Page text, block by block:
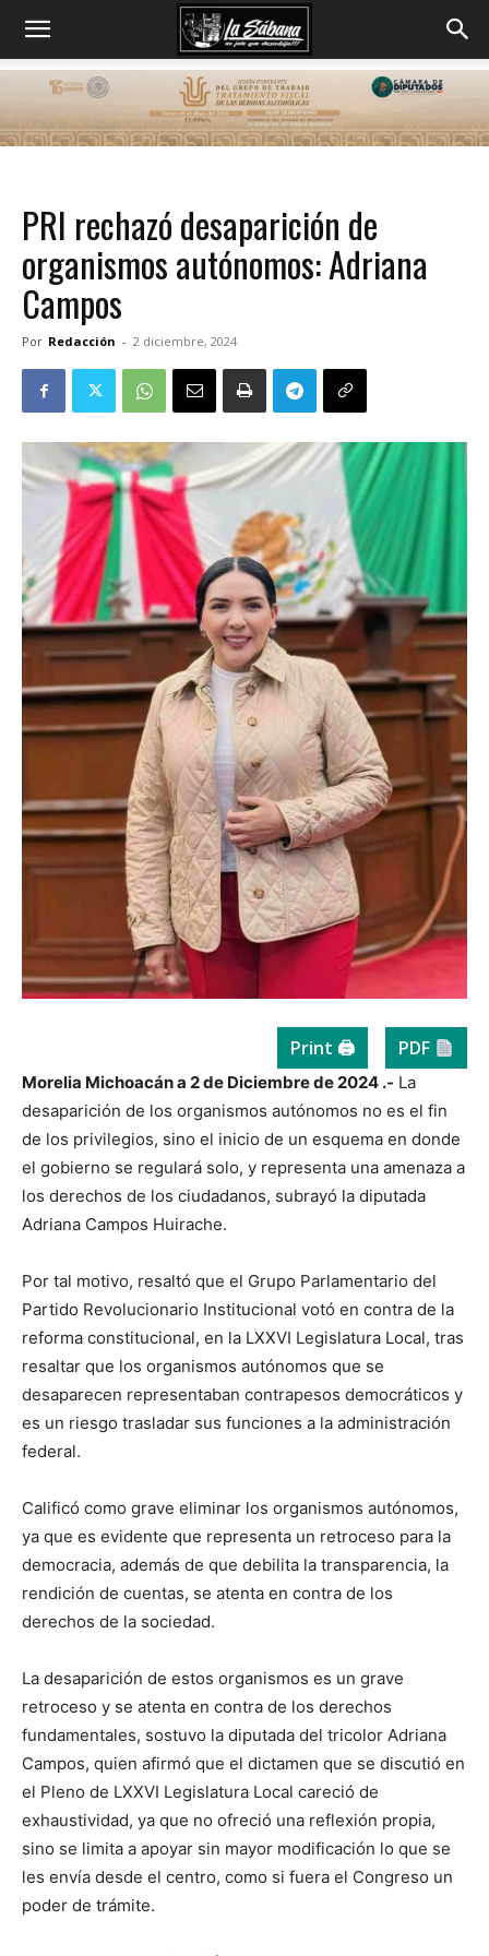
PRI rechazó desaparición de
organismos autónomos: Adriana
Campos
Por Redacción - 2 diciembre, 2024
Print 🖨 PDF
Morelia Michoacán a 2 de Diciembre de 2024 .- La
desaparición de los organismos autónomos no es el fin
de los privilegios, sino el inicio de un esquema en donde
el gobierno se regulará solo, y representa una amenaza a
los derechos de los ciudadanos, subrayó la diputada
Adriana Campos Huirache.
Por tal motivo, resaltó que el Grupo Parlamentario del
Partido Revolucionario Institucional votó en contra de la
reforma constitucional, en la LXXVI Legislatura Local, tras
resaltar que los organismos autónomos que se
desaparecen representaban contrapesos democráticos y
es un riesgo trasladar sus funciones a la administración
federal.
Calificó como grave eliminar los organismos autónomos,
ya que es evidente que representa un retroceso para la
democracia, además de que debilita la transparencia, la
rendición de cuentas, se atenta en contra de los
derechos de la sociedad.
La desaparición de estos organismos es un grave
retroceso y se atenta en contra de los derechos
fundamentales, sostuvo la diputada del tricolor Adriana
Campos, quien afirmó que el dictamen que se discutió en
el Pleno de LXXVI Legislatura Local careció de
exhaustividad, ya que no ofreció una reflexión propia,
sino se limita a apoyar sin mayor modificación lo que se
les envía desde el centro, como si fuera el Congreso un
poder de trámite.